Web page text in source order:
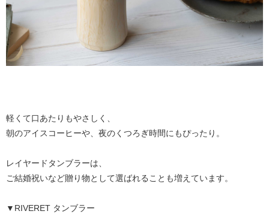
軽くて口あたりもやさしく、
朝のアイスコーヒーや、夜のくつろぎ時間にもぴったり。
レイヤードタンブラーは、
ご結婚祝いなど贈り物として選ばれることも増えています。
▼RIVERET タンブラー